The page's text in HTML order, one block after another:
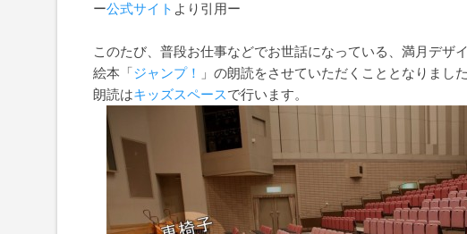
ー公式サイト より引用ー
このたび、普段お仕事などでお世話になっている、満月デザ
絵本「ジャンプ！
」の朗読をさせていただくこととなりました
朗読はキッズスペースで行います。